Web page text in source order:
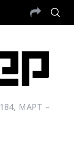
МАРТ –